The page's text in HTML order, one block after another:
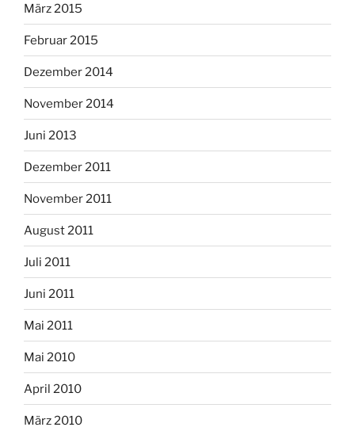
März 2015
Februar 2015
Dezember 2014
November 2014
Juni 2013
Dezember 2011
November 2011
August 2011
Juli 2011
Juni 2011
Mai 2011
Mai 2010
April 2010
März 2010